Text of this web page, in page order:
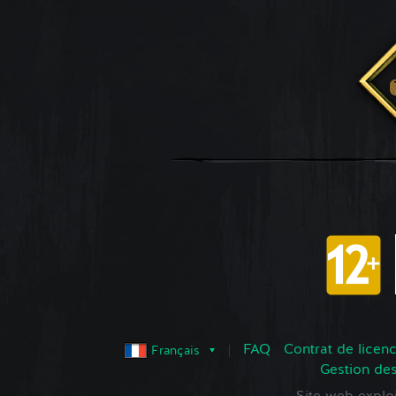
Français FAQ
Contrat de
Gestion